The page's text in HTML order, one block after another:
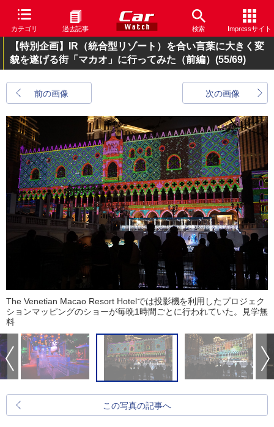
カテゴリ 過去記事 検索 Impressサイト
【特別企画】IR（統合型リゾート）を合い言葉に大きく変
貌を遂げる街「マカオ」に行ってみた（前編） (55/69)
前の画像 次の画像
The Venetian Macao Resort Hotelでは投影機を利用したプロジェク
ションマッピングのショーが毎晩1時間ごとに行われていた。見学無
料
この写真の記事へ